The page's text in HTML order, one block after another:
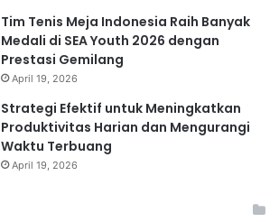
Tim Tenis Meja Indonesia Raih Banyak
Medali di SEA Youth 2026 dengan
Prestasi Gemilang
April 19, 2026
Strategi Efektif untuk Meningkatkan
Produktivitas Harian dan Mengurangi
Waktu Terbuang
April 19, 2026